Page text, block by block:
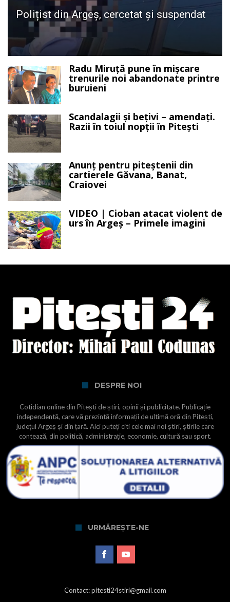
Polițist din Argeș, cercetat și suspendat
Radu Miruță pune în mișcare
trenurile noi abandonate printre
buruieni
Scandalagii și bețivi – amendați.
Razii în toiul nopții în Pitești
Anunț pentru piteștenii din
cartierele Găvana, Banat,
Craiovei
VIDEO | Cioban atacat violent de
urs în Argeș – Primele imagini
DESPRE NOI
Cotidian online din Pitești de știri, opinii și publicitate. Publicație
independentă, care vă prezintă informații de ultimă oră din Pitești,
județul Argeș și din țară. Aici puteți citi cele mai noi știri, știrile care
contează, din politică, administrație, economie, cultură sau sport.
URMĂREȘTE-NE
Contact: pitesti24stiri@gmail.com